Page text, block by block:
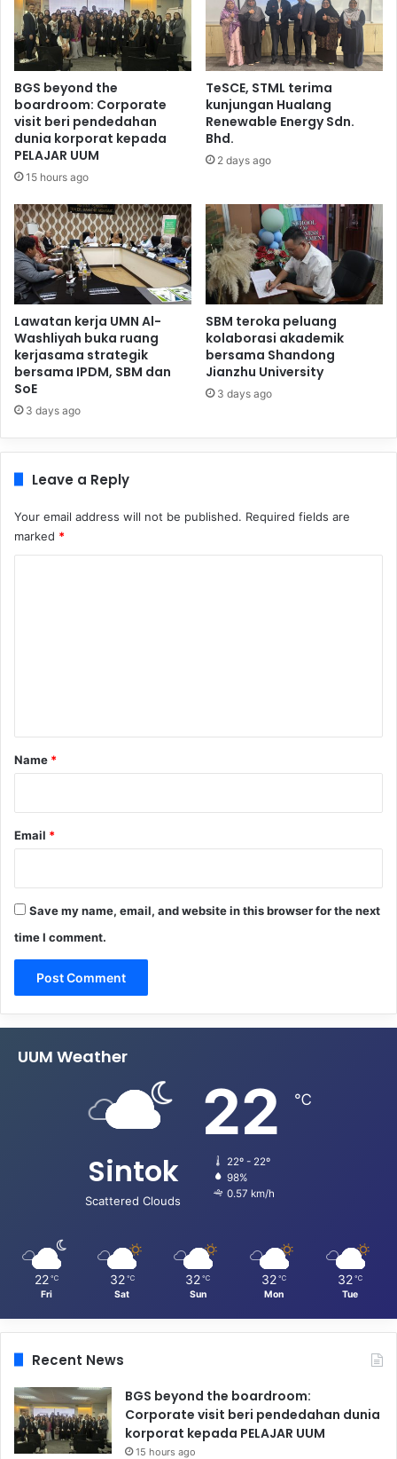
BGS beyond the
boardroom: Corporate
visit beri pendedahan
dunia korporat kepada
PELAJAR UUM
15 hours ago
TeSCE, STML terima
kunjungan Hualang
Renewable Energy Sdn.
Bhd.
2 days ago
Lawatan kerja UMN Al-
Washliyah buka ruang
kerjasama strategik
bersama IPDM, SBM dan
SoE
3 days ago
SBM teroka peluang
kolaborasi akademik
bersama Shandong
Jianzhu University
3 days ago
Leave a Reply
Your email address will not be published. Required fields are
marked *
*
Name *
Email *
Save my name, email, and website in this browser for the next
time I comment.
UUM Weather
Sintok
Scattered Clouds
22 ℃
22º - 22º
98%
0.57 km/h
22 ℃
Fri
32 ℃
Sat
32 ℃
Sun
32 ℃
Mon
32 ℃
Tue
Recent News
BGS beyond the boardroom:
Corporate visit beri pendedahan dunia
korporat kepada PELAJAR UUM
15 hours ago